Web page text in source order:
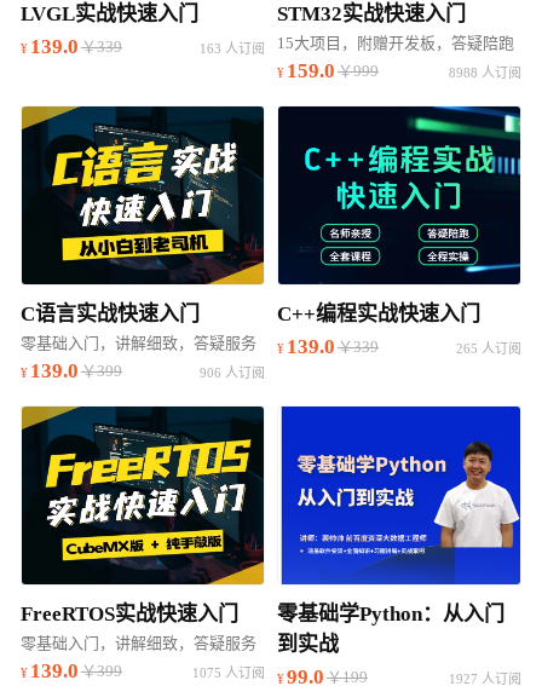
LVGL实战快速入门
139.0 ￥339 163 人订阅
STM32实战快速入门
15大项目，附赠开发板，答疑陪跑
159.0 ￥999 8988 人订阅
C语言实战快速入门
零基础入门，讲解细致，答疑服务
139.0 ￥399 906 人订阅
C++编程实战快速入门
139.0 ￥339 265 人订阅
FreeRTOS实战快速入门
零基础入门，讲解细致，答疑服务
139.0 ￥399 1075 人订阅
零基础学Python：从入门
到实战
99.0 ￥199 1927 人订阅